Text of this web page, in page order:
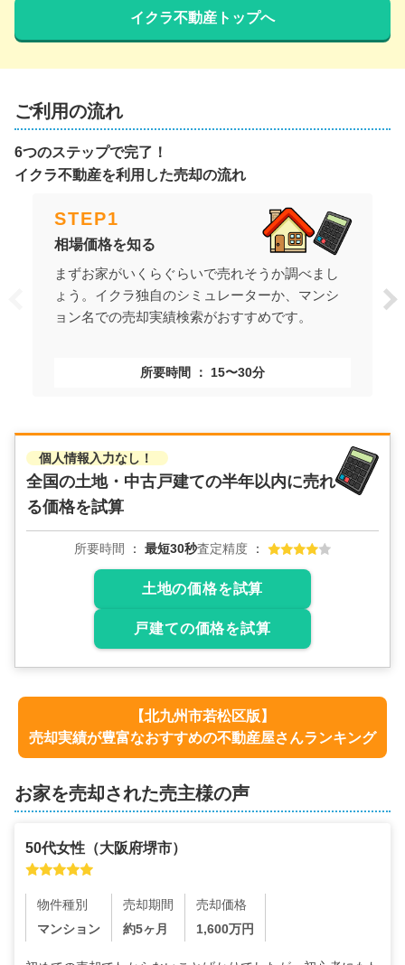
イクラ不動産トップへ
ご利用の流れ
6つのステップで完了！
イクラ不動産を利用した売却の流れ
STEP1
相場価格を知る
まずお家がいくらぐらいで売れそうか調べまし
ょう。イクラ独自のシミュレーターか、マンシ
ョン名での売却実績検索がおすすめです。
所要時間 15〜30分
個人情報入力なし！
全国の土地・中古戸建ての半年以内に売れ
る価格を試算
所要時間 最短30秒査定精度
土地の価格を試算
戸建ての価格を試算
【北九州市若松区版】
売却実績が豊富なおすすめの不動産屋さんランキング
お家を売却された売主様の声
50代女性 （大阪府堺市）
物件種別
マンション
売却期間
約5ヶ月
売却価格
1,600万円